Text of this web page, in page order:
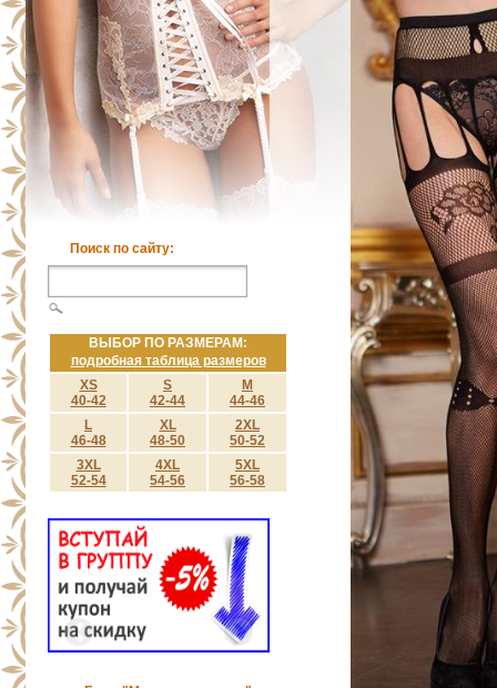
Поиск по сайту:
ВЫБОР ПО РАЗМЕРАМ:
подробная таблица размеров
XS
40-42
S
42-44
M
44-46
L
46-48
XL
48-50
2XL
50-52
3XL
52-54
4XL
54-56
5XL
56-58